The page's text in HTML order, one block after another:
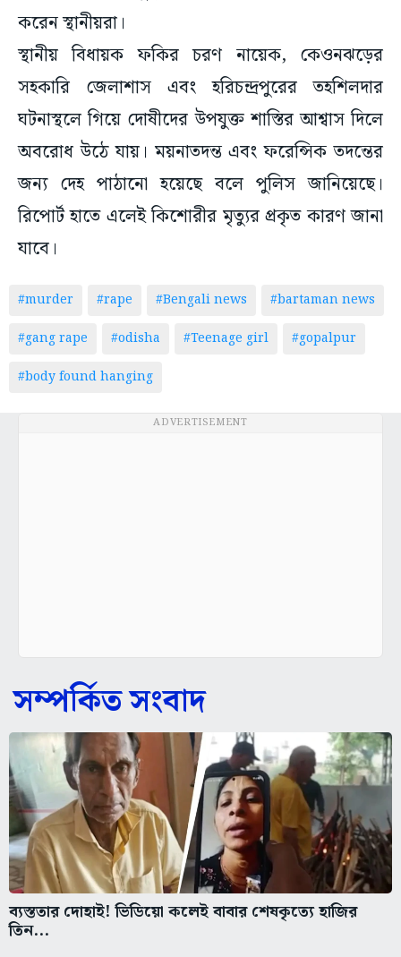
করেন স্থানীয়রা।
স্থানীয় বিধায়ক ফকির চরণ নায়েক, কেওনঝড়ের
সহকারি জেলাশাস এবং হরিচন্দ্রপুরের তহশিলদার
ঘটনাস্থলে গিয়ে দোষীদের উপযুক্ত শাস্তির আশ্বাস দিলে
অবরোধ উঠে যায়। ময়নাতদন্ত এবং ফরেন্সিক তদন্তের
জন্য দেহ পাঠানো হয়েছে বলে পুলিস জানিয়েছে।
রিপোর্ট হাতে এলেই কিশোরীর মৃত্যুর প্রকৃত কারণ জানা
যাবে।
#murder #rape #Bengali news
#bartaman news
#gang rape
#odisha #Teenage girl
#gopalpur
#body found hanging
ADVERTISEMENT
সম্পর্কিত সংবাদ
ব্যস্ততার দোহাই! ভিডিয়ো কলেই বাবার শেষকৃত্যে হাজির
তিন...